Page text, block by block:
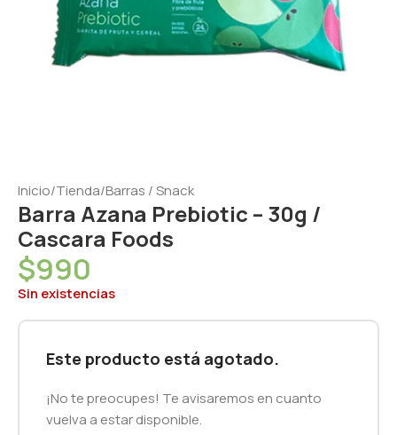
Inicio/Tienda/Barras / Snack
Barra Azana Prebiotic – 30g /
Cascara Foods
$990
Sin existencias
Este producto está agotado.
¡No te preocupes! Te avisaremos en cuanto
vuelva a estar disponible.